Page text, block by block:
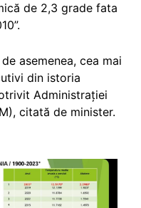
de 2,3 grade fata
asemenea, cea mai
din istoria
Administrației
citată de minister.